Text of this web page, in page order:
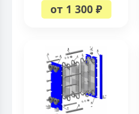
от 1 300 ₽